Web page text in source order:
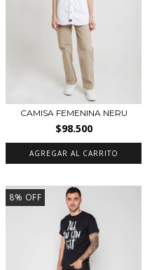
CAMISA FEMENINA NERU
$98.500
AGREGAR AL CARRITO
8% OFF